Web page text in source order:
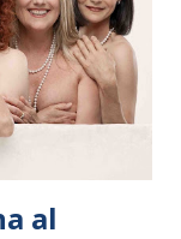
per la quarta
Järvi (affiancato
al